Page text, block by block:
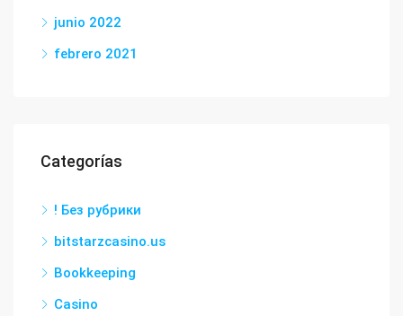
junio 2022
febrero 2021
Categorías
! Без рубрики
bitstarzcasino.us
Bookkeeping
Casino